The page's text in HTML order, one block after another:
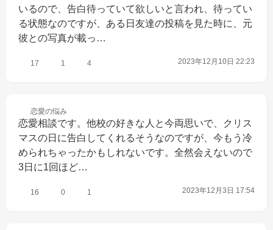
いるので、告白待っていて欲しいと言われ、待ってい
る状態なのですが、ある日友達の投稿を見た時に、元
彼との写真が載っ…
17 1 4 2023年12月10日 22:23
恋愛の悩み
恋愛相談です。他校の好きな人と今両思いで、クリス
マスの日に告白してくれるそうなのですが、今もう冷
められちゃったかもしれないです。全然会えないので
3日に1回ほど…
16 0 1 2023年12月3日 17:54